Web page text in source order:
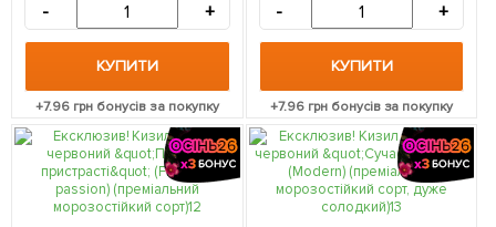
- +
КУПИТИ
+7.96 грн бонусів за покупку
- +
КУПИТИ
+7.96грн бонусів за покупку